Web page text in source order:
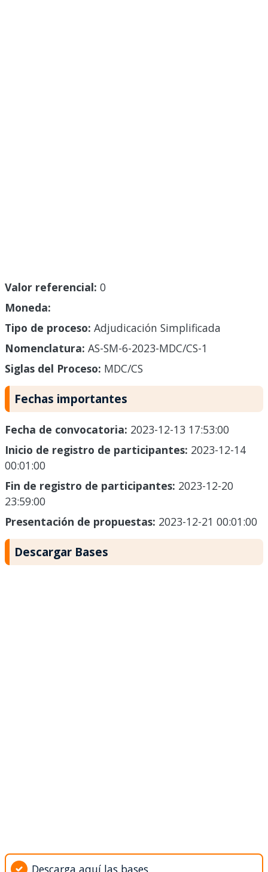
Valor referencial: 0
Moneda:
Tipo de proceso: Adjudicación Simplificada
Nomenclatura: AS-SM-6-2023-MDC/CS-1
Siglas del Proceso: MDC/CS
Fechas importantes
Fecha de convocatoria: 2023-12-13 17:53:00
Inicio de registro de participantes: 2023-12-14
00:01:00
Fin de registro de participantes: 2023-12-20
23:59:00
Presentación de propuestas: 2023-12-21 00:01:00
Descargar Bases